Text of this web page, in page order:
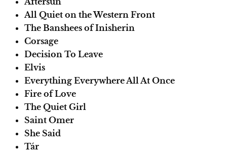
All Quiet on the Western Front
The Banshees of Inisherin
Corsage
Decision To Leave
Elvis
Everything Everywhere All At Once
Fire of Love
The Quiet Girl
Saint Omer
She Said
Tár